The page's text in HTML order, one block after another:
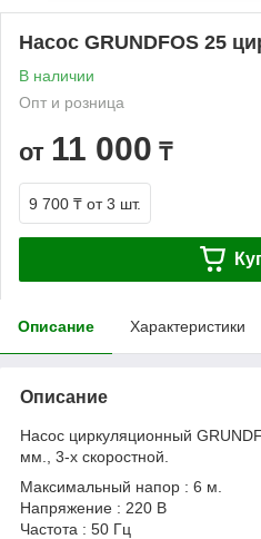
Насос GRUNDFOS 25
В наличии
Опт и розница
от 11 000 ₸
9 700 ₸ от 3 шт.
Описание Характеристики
Описание
Насос циркуляционный
мм., 3-х скоростной.
Максимальный напор : 6 м.
Напряжение : 220 В
Частота : 50 Гц